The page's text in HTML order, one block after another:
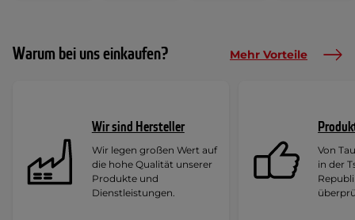
Warum bei uns einkaufen? Mehr Vorteile
Wir sind Hersteller
Wir legen großen Wert auf
die hohe Qualität unserer
Produkte und
Dienstleistungen.
Von
in der